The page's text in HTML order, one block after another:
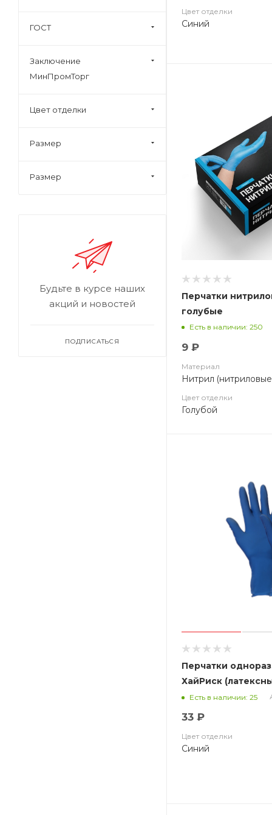
Цвет отделки
Синий
Перчатки
голубые
Есть в наличии: 250
9 ₽
Материал
Нитрил
Цвет отделки
Голубой
Перчатки
ХайРиск
текстур., 26гр,
Есть в наличии: 25
33 ₽
Цвет отделки
Синий
ГОСТ
Заключение
МинПромТорг
Цвет отделки
Размер
Размер
Будьте в курсе наших
акций и новостей
ПОДПИСАТЬСЯ